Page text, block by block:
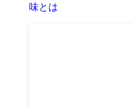
味とは